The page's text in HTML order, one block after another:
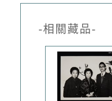
-相關藏品-